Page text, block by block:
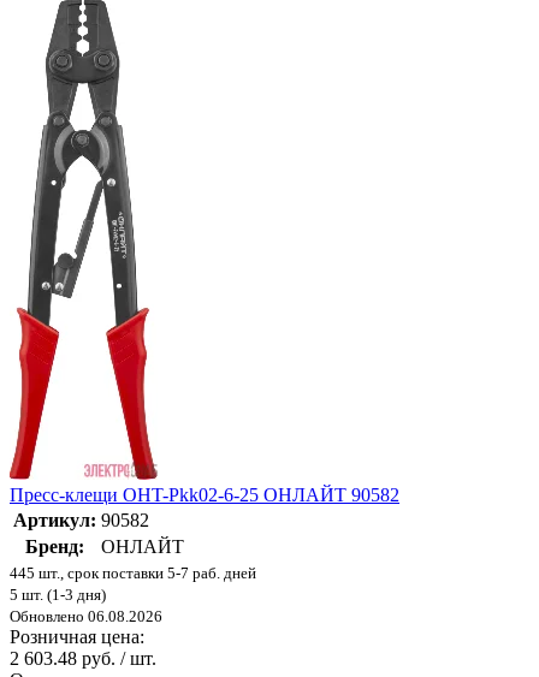
Пресс-клещи OHT-Pkk02-6-25 ОНЛАЙТ 90582
Артикул: 90582
Бренд:
ОНЛАЙТ
445 шт., срок поставки 5-7 раб. дней
5 шт. (1-3 дня)
Обновлено 06.08.2026
Розничная цена:
2 603.48 руб. / шт.